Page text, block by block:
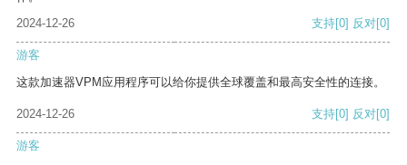
2024-12-26
支持[0] 反对[0]
游客
这款加速器VPM应用程序可以给你提供全球覆盖和最高安全性的连接。
2024-12-26 支持[0] 反对[0]
游客